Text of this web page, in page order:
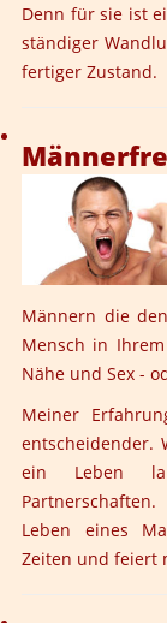
Denn für sie ist
ständiger
fertiger Zustand.
Männern die
Mensch in
Nähe und Sex -
Meiner
entscheidender.
ein Leben
Leben eines
Zeiten und feiert